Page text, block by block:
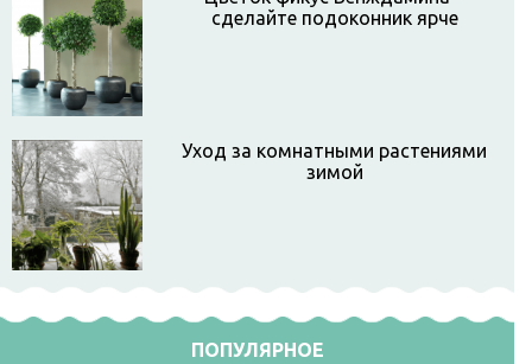
сделайте подоконник ярче
Уход за комнатными растениями
зимой
ПОПУЛЯРНОЕ